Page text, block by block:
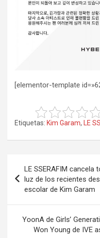
[elementor-template
Etiquetas: Kim Garam, LE
de
entradas
LE SSERAFIM
luz de los recientes
escolar de Kim Garam
YoonA de Girls’
Won Young de IVE